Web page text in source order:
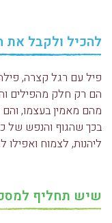
להכיל ולקבל את
פיל עם רגל קצרה,
הם רק חלק מהפילים
מהם מאמין בעצמו,
בכך שהגוף והנפש של
ליהנות, לצמוח ואפילו
שיש תחליף